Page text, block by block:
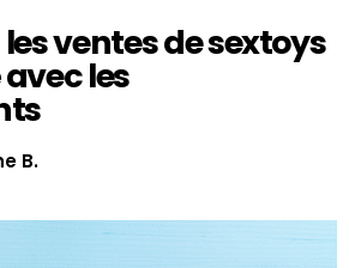
ventes de sextoys
les
B.